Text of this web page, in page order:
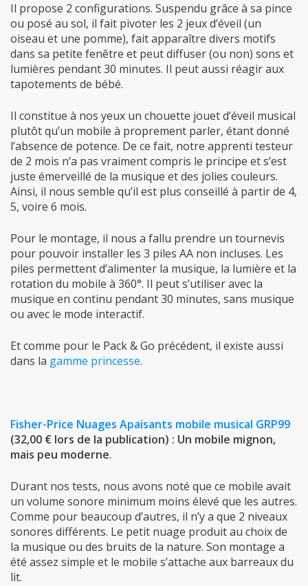
Il propose 2 configurations. Suspendu grâce à sa pince
ou posé au sol, il fait pivoter les 2 jeux d’éveil (un
oiseau et une pomme), fait apparaître divers motifs
dans sa petite fenêtre et peut diffuser (ou non) sons et
lumières pendant 30 minutes. Il peut aussi réagir aux
tapotements de bébé.
Il constitue à nos yeux un chouette jouet d’éveil musical
plutôt qu’un mobile à proprement parler, étant donné
l’absence de potence. De ce fait, notre apprenti testeur
de 2 mois n’a pas vraiment compris le principe et s’est
juste émerveillé de la musique et des jolies couleurs.
Ainsi, il nous semble qu’il est plus conseillé à partir de 4,
5, voire 6 mois.
Pour le montage, il nous a fallu prendre un tournevis
pour pouvoir installer les 3 piles AA non incluses. Les
piles permettent d’alimenter la musique, la lumière et la
rotation du mobile à 360°. Il peut s’utiliser avec la
musique en continu pendant 30 minutes, sans musique
ou avec le mode interactif.
Et comme pour le Pack & Go précédent, il existe aussi
dans la gamme princesse.
Fisher-Price Nuages Apaisants mobile musical GRP99
(32,00 € lors de la publication) : Un mobile mignon,
mais peu moderne.
Durant nos tests, nous avons noté que ce mobile avait
un volume sonore minimum moins élevé que les autres.
Comme pour beaucoup d’autres, il n’y a que 2 niveaux
sonores différents. Le petit nuage produit au choix de
la musique ou des bruits de la nature. Son montage a
été assez simple et le mobile s’attache aux barreaux du
lit.